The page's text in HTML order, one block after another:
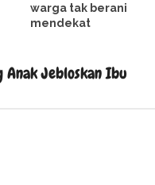
warga tak berani
mendekat
Anak Jebloskan Ibu